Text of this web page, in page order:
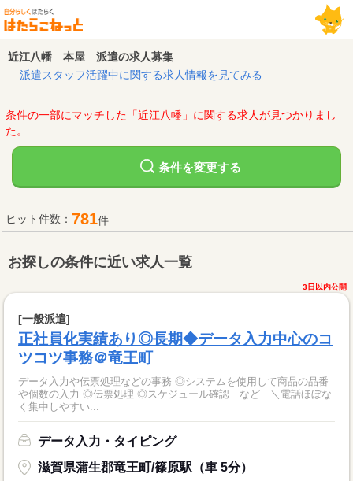
近江八幡 本屋 派遣の求人募集
派遣スタッフ活躍中に関する求人情報を見てみる
条件の一部にマッチした「近江八幡」に関する求人が見つかりまし
た。
条件を変更する
ヒット件数： 781件
お探しの条件に近い求人一覧
3日以内公開
[一般派遣]
正社員化実績あり◎長期◆データ入力中心のコ
ツコツ事務＠竜王町
データ入力や伝票処理などの事務 ◎システムを使用して商品の品番
や個数の入力 ◎伝票処理 ◎スケジュール確認 など ＼電話ほぼな
く集中しやすい...
データ入力・タイピング
滋賀県蒲生郡竜王町/篠原駅（車 5分）